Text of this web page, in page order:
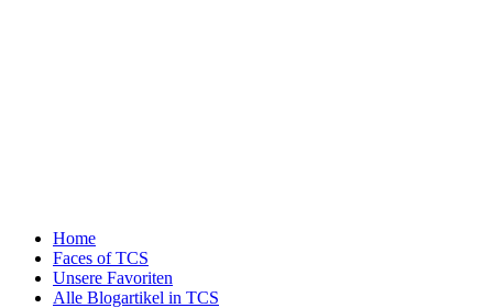
Home
Faces of TCS
Unsere Favoriten
Alle Blogartikel in TCS